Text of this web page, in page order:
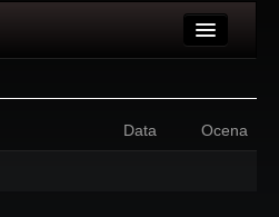
Data Ocena